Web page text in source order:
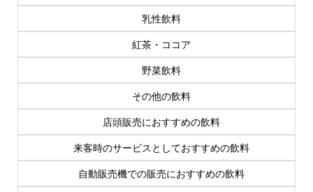
乳性飲料
紅茶・ココア
野菜飲料
その他の飲料
店頭販売におすすめの飲料
来客時のサービスとしておすすめの飲料
自動販売機での販売におすすめの飲料